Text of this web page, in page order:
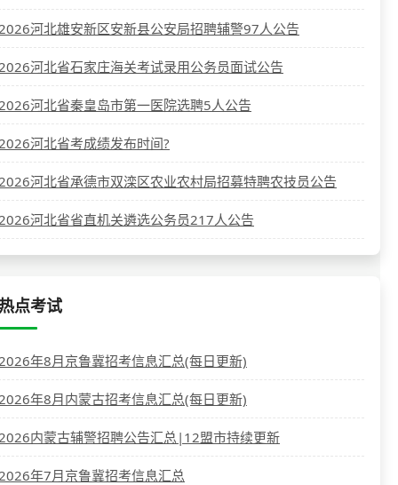
河北雄安新区安新县公安局招聘辅警97人公告
河北省石家庄海关考试录用公务员面试公告
河北省秦皇岛市第一医院选聘5人公告
河北省考成绩发布时间?
河北省承德市双滦区农业农村局招募特聘农技员公告
河北省省直机关遴选公务员217人公告
点考试
年8月京鲁冀招考信息汇总(每日更新)
年8月内蒙古招考信息汇总(每日更新)
内蒙古辅警招聘公告汇总|12盟市持续更新
年7月京鲁冀招考信息汇总